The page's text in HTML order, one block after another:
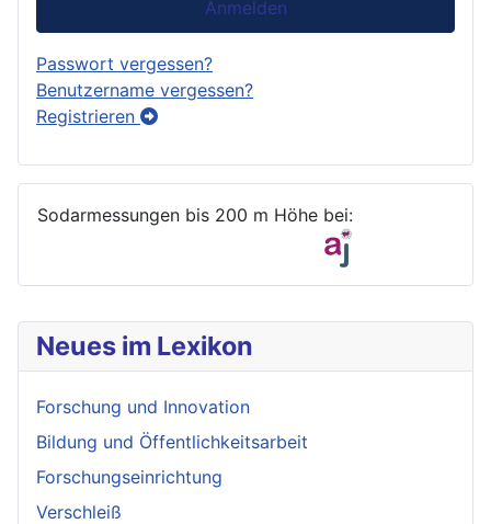
Neues im Lexikon
Forschung und Innovation
Bildung und Öffentlichkeitsarbeit
Forschungseinrichtung
Verschleiß
Anmelden
Passwort vergessen?
Benutzername vergessen?
Registrieren
Sodarmessungen bis 200 m Höhe bei: